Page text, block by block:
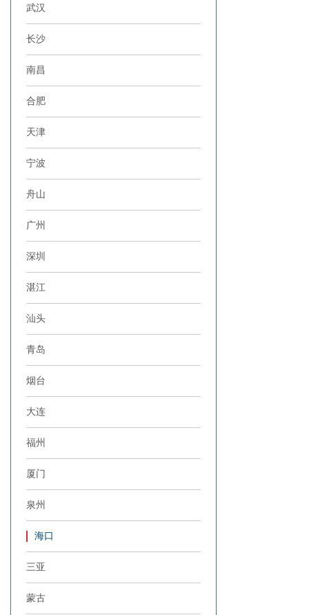
武汉
长沙
南昌
合肥
天津
宁波
舟山
广州
深圳
湛江
汕头
青岛
烟台
大连
福州
厦门
泉州
海口
三亚
蒙古